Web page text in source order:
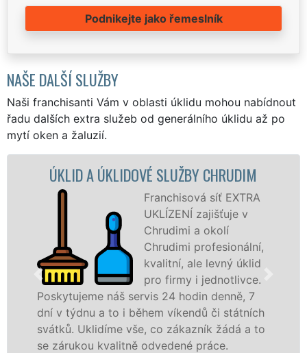
Podnikejte jako řemeslník
NAŠE DALŠÍ SLUŽBY
Naši franchisanti Vám v oblasti úklidu mohou nabídnout
řadu dalších extra služeb od generálního úklidu až po
mytí oken a žaluzií.
A ÚKLIDOVÉ SLUŽBY CHRUDIM
Franchisová síť EXTRA
UKLÍZENÍ zajišťuje v
Chrudimi a okolí
Chrudimi profesionální,
kvalitní, ale levný úklid
pro firmy i jednotlivce.
náš servis 24 hodin denně, 7
a to i během víkendů či státních
vše, co zákazník žádá a to
kvalitně odvedené práce.
nabízíme
státní